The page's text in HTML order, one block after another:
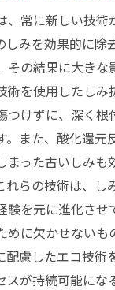
、常に新しい技術
しみを効果的に除
の結果に大きな
術を使用したしみ
つけずに、深く根
。また、酸化還元
まった古いしみも
れらの技術は、し
験を元に進化させ
めに欠かせないも
配慮したエコ技術
スが持続可能にな